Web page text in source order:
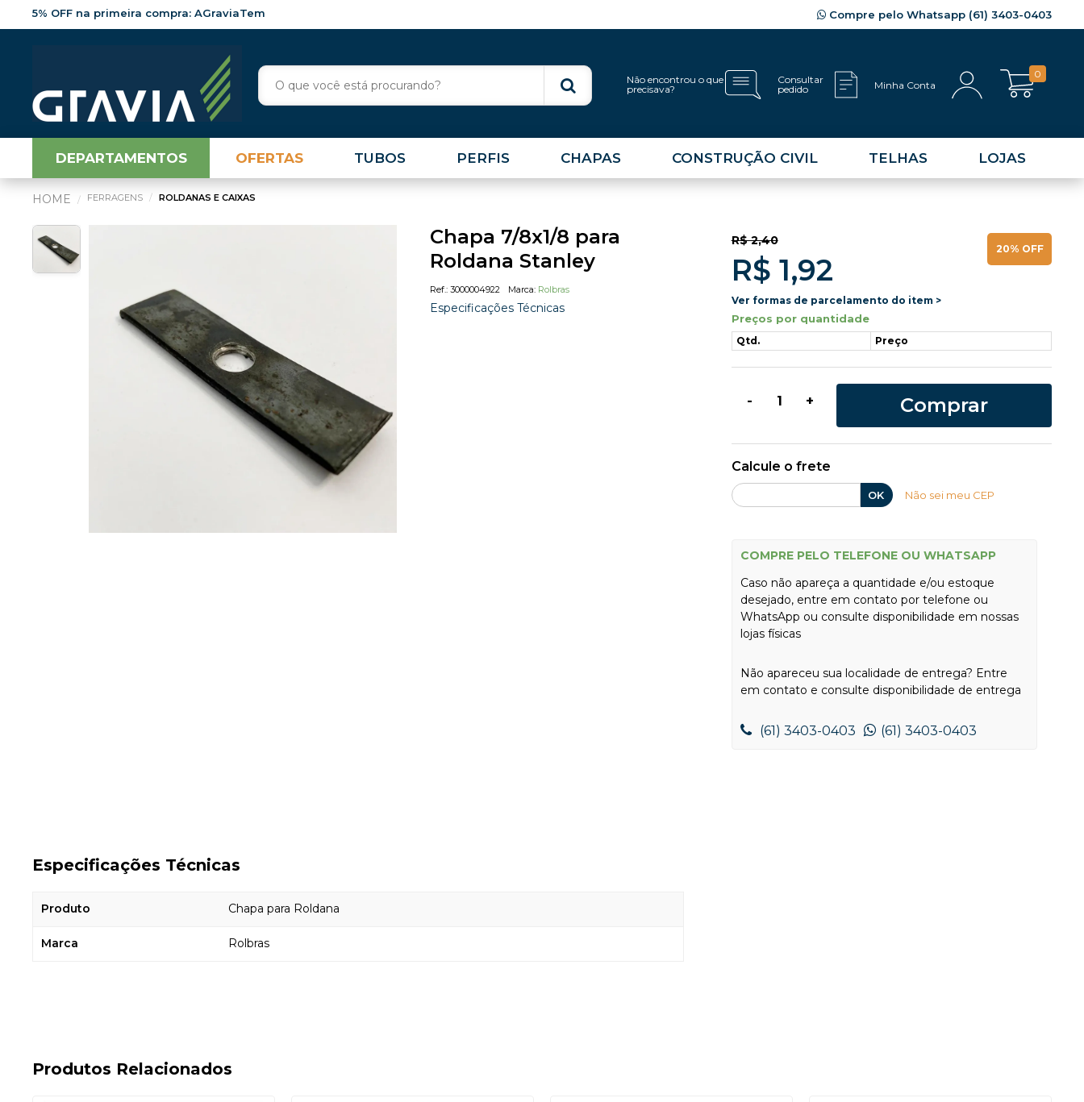
5% OFF na primeira compra: AGraviaTem Compre pelo Whatsapp (61) 3403-0403
0
Minha Conta
Consultar
pedido
Não encontrou o que
precisava?
DEPARTAMENTOS OFERTAS TUBOS PERFIS CHAPAS CONSTRUÇÃO CIVIL TELHAS LOJAS
FERRAGENS ROLDANAS E CAIXAS
Chapa 7/8x1/8 para
Roldana Stanley
3000004922 Rolbras
Especificações Técnicas
20% OFF
R$ 2,40
R$ 1,92
Ver formas de parcelamento do item >
Preços por quantidade
Qtd. Preço
- + Comprar
Calcule o frete
OK Não sei meu CEP
COMPRE PELO TELEFONE OU WHATSAPP
Caso não apareça a quantidade e/ou estoque
desejado, entre em contato por telefone ou
WhatsApp ou consulte disponibilidade em nossas
lojas físicas
Não apareceu sua localidade de entrega? Entre
em contato e consulte disponibilidade de entrega
(61) 3403-0403 (61) 3403-0403
Especificações Técnicas
Produto Chapa para Roldana
Marca Rolbras
Produtos Relacionados